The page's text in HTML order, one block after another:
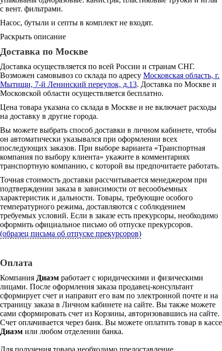
с вент. фильтрами.
Насос, бутыли и септы в комплект не входят.
Раскрыть описание
Доставка по Москве
Доставка осуществляется по всей России и странам СНГ.
Возможен самовывоз со склада по адресу Московская область, г.
Мытищи, 7-й Ленинский переулок, д.13. Доставка по Москве и
Московской области осуществляется бесплатно.
Цена товара указана со склада в Москве и не включает расходы
на доставку в другие города.
Вы можете выбрать способ доставки в личном кабинете, чтобы
он автоматически указывался при оформлении всех
последующих заказов. При выборе варианта «Транспортная
компания по выбору клиента» укажите в комментариях
транспортную компанию, с которой вы предпочитаете работать.
Точная стоимость доставки рассчитывается менеджером при
подтверждении заказа в зависимости от весообъемных
характеристик и дальности. Товары, требующие особого
температурного режима, доставляются с соблюдением
требуемых условий. Если в заказе есть прекурсоры, необходимо
оформить официальное письмо об отпуске прекурсоров.
(образец письма об отпуске прекурсоров)
Оплата
Компания Диаэм работает с юридическими и физическими
лицами. После оформления заказа продавец-консультант
сформирует счет и направит его вам по электронной почте и на
страницу заказа в Личном кабинете на сайте. Вы также можете
сами сформировать счет из Корзины, авторизовавшись на сайте.
Счет оплачивается через банк. Вы можете оплатить товар в кассе
Диаэм или любом отделении банка.
Для получения товара необходимо предоставление